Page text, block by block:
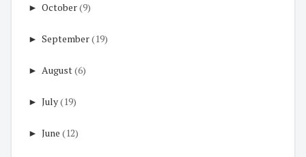
► October(9)
► September(19)
► August(6)
► July(19)
► June (12)